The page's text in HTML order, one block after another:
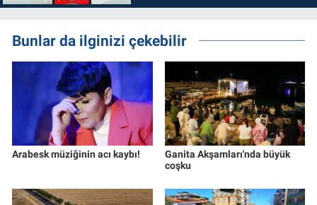
Bunlar da ilginizi çekebilir
Arabesk müziğinin acı kaybı!
Ganita Akşamları'nda büyük
coşku